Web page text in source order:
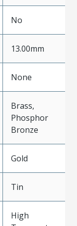
No
13.00mm
None
Brass,
Phosphor
Bronze
Gold
Tin
High